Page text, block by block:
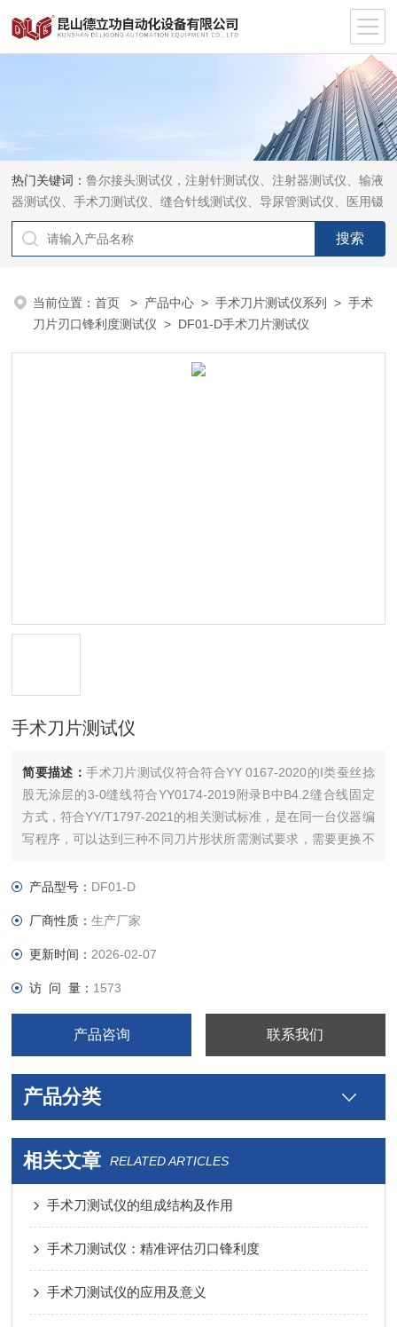
热门关键词：鲁尔接头测试仪，注射针测试仪、注射器测试仪、输液
器测试仪、手术刀测试仪、缝合针线测试仪、导尿管测试仪、医用镊
钳测试仪、导引管导丝测试仪、针灸针测试仪、留置针测试仪
当前位置：首页 > 产品中心 >手术刀片测试仪系列 >手术
刀片刃口锋利度测试仪 > DF01-D手术刀片测试仪
手术刀片测试仪
简要描述：手术刀片测试仪符合符合YY 0167-2020的I类蚕丝捻
股无涂层的3-0缝线符合YY0174-2019附录B中B4.2缝合线固定
方式，符合YY/T1797-2021的相关测试标准，是在同一台仪器编
写程序，可以达到三种不同刀片形状所需测试要求，需要更换不
产品型号： DF01-D
厂商性质：生产厂家
更新时间： 2026-02-07
访 问 量： 1573
产品咨询 联系我们
产品分类
相关文章 RELATED ARTICLES
手术刀测试仪的组成结构及作用
手术刀测试仪：精准评估刃口锋利度
手术刀测试仪的应用及意义